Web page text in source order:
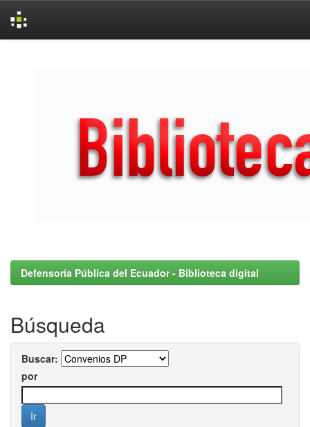
Defensoría Pública del Ecuador - Biblioteca digital
Búsqueda
Buscar:
por